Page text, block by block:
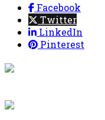
Facebook
Twitter
LinkedIn
Pinterest